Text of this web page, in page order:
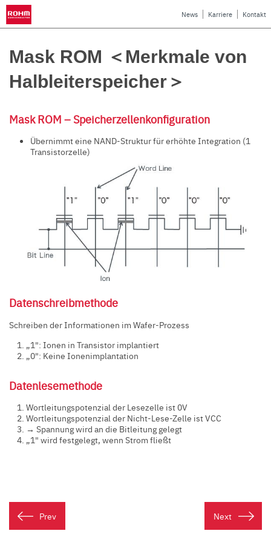
News Karriere Kontakt
Mask ROM ＜Merkmale von
Halbleiterspeicher＞
Mask ROM – Speicherzellenkonfiguration
Übernimmt eine NAND-Struktur für erhöhte Integration (1
Transistorzelle)
Datenschreibmethode
Schreiben der Informationen im Wafer-Prozess
„1": Ionen in Transistor implantiert
„0": Keine Ionenimplantation
Datenlesemethode
Wortleitungspotenzial der Lesezelle ist 0V
Wortleitungspotenzial der Nicht-Lese-Zelle ist VCC
→ Spannung wird an die Bitleitung gelegt
„1" wird festgelegt, wenn Strom fließt
Prev Next